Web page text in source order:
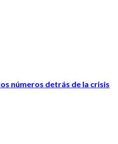
números detrás de la crisis